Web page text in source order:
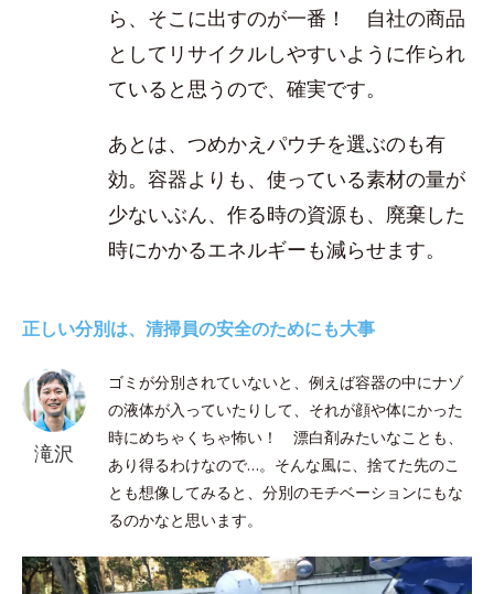
ら、そこに出すのが一番！ 自社の商品
としてリサイクルしやすいように作られ
ていると思うので、確実です。
あとは、つめかえパウチを選ぶのも有
効。容器よりも、使っている素材の量が
少ないぶん、作る時の資源も、廃棄した
時にかかるエネルギーも減らせます。
正しい分別は、清掃員の安全のためにも大事
滝沢
ゴミが分別されていないと、例えば容器の中にナゾ
の液体が入っていたりして、それが顔や体にかった
時にめちゃくちゃ怖い！ 漂白剤みたいなことも、
あり得るわけなので…。そんな風に、捨てた先のこ
とも想像してみると、分別のモチベーションにもな
るのかなと思います。